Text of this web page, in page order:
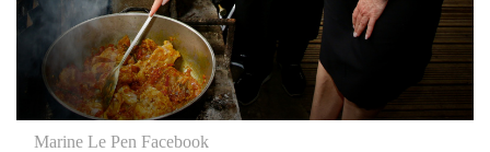
Marine Le Pen Facebook